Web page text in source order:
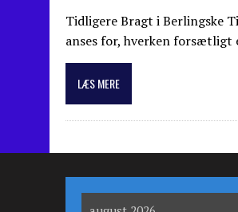
Tidligere Bragt i Berlingske
anses for, hverken forsætligt
LÆS MERE